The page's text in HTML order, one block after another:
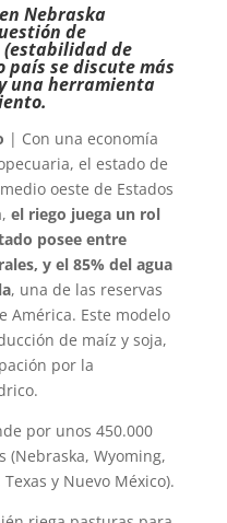
Nebraska
de
de
se discute más
una herramienta
| Con una economía
el estado de
oeste de Estados
el riego juega un rol
posee entre
y el 85% del agua
, una de las reservas
América. Este modelo
de maíz y soja,
por la
por unos 450.000
(Nebraska, Wyoming,
y Nuevo México).